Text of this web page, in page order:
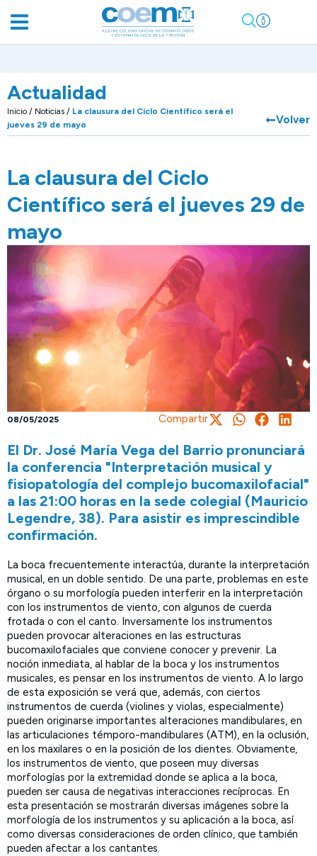
Actualidad
Inicio / Noticias / La clausura del Ciclo Científico será el
jueves 29 de mayo
Volver
La clausura del Ciclo
Científico será el jueves 29 de
mayo
08/05/2025 Compartir
El Dr. José María Vega del Barrio pronunciará
la conferencia "Interpretación musical y
fisiopatología del complejo bucomaxilofacial"
a las 21:00 horas en la sede colegial (Mauricio
Legendre, 38). Para asistir es imprescindible
confirmación.
La boca frecuentemente interactúa, durante la interpretación
musical, en un doble sentido. De una parte, problemas en este
órgano o su morfología pueden interferir en la interpretación
con los instrumentos de viento, con algunos de cuerda
frotada o con el canto. Inversamente los instrumentos
pueden provocar alteraciones en las estructuras
bucomaxilofaciales que conviene conocer y prevenir. La
noción inmediata, al hablar de la boca y los instrumentos
musicales, es pensar en los instrumentos de viento. A lo largo
de esta exposición se verá que, además, con ciertos
instrumentos de cuerda (violines y violas, especialmente)
pueden originarse importantes alteraciones mandibulares, en
las articulaciones témporo-mandibulares (ATM), en la oclusión,
en los maxilares o en la posición de los dientes. Obviamente,
los instrumentos de viento, que poseen muy diversas
morfologías por la extremidad donde se aplica a la boca,
pueden ser causa de negativas interacciones recíprocas. En
esta presentación se mostrarán diversas imágenes sobre la
morfología de los instrumentos y su aplicación a la boca, así
como diversas consideraciones de orden clínico, que también
pueden afectar a los cantantes.